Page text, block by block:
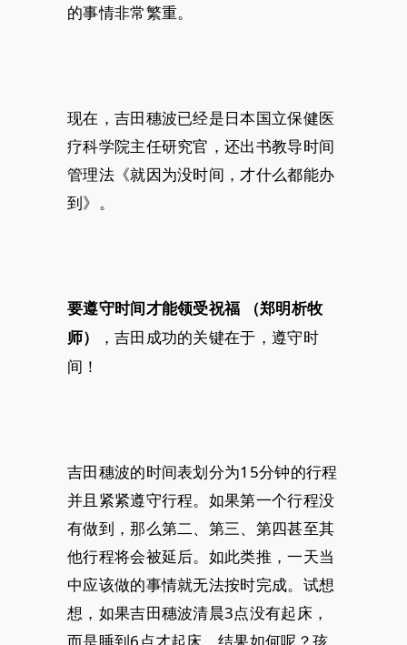
的事情非常繁重。
现在，吉田穗波已经是日本国立保健医
疗科学院主任研究官，还出书教导时间
管理法《就因为没时间，才什么都能办
到》。
要遵守时间才能领受祝福
（郑明析牧
师）
，吉田成功的关键在于，遵守时
间！
吉田穗波的时间表划分为15分钟的行程
并且紧紧遵守行程。如果第一个行程没
有做到，那么第二、第三、第四甚至其
他行程将会被延后。如此类推，一天当
中应该做的事情就无法按时完成。试想
想，如果吉田穗波清晨3点没有起床，
而是睡到6点才起床，结果如何呢？孩